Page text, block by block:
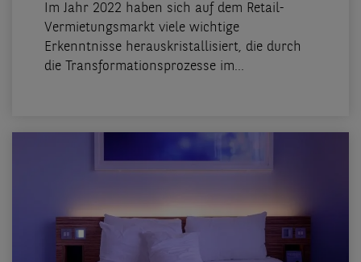
Im Jahr 2022 haben sich auf dem Retail-
Vermietungsmarkt viele wichtige
Erkenntnisse herauskristallisiert, die durch
die Transformationsprozesse im...